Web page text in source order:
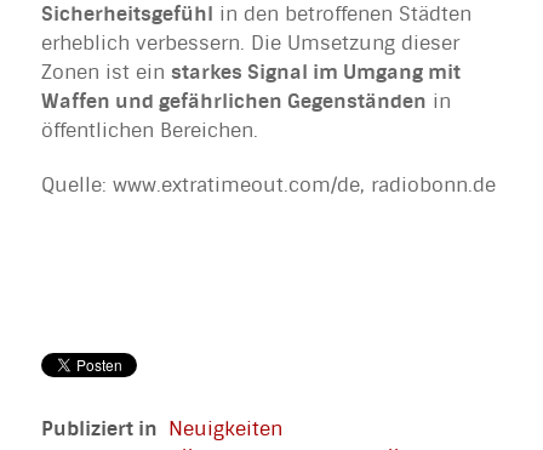
Sicherheitsgefühl in den betroffenen Städten
erheblich verbessern. Die Umsetzung dieser
Zonen ist ein starkes Signal im Umgang mit
Waffen und gefährlichen Gegenständen in
öffentlichen Bereichen.
Quelle: www.extratimeout.com/de, radiobonn.de
Publiziert in Neuigkeiten